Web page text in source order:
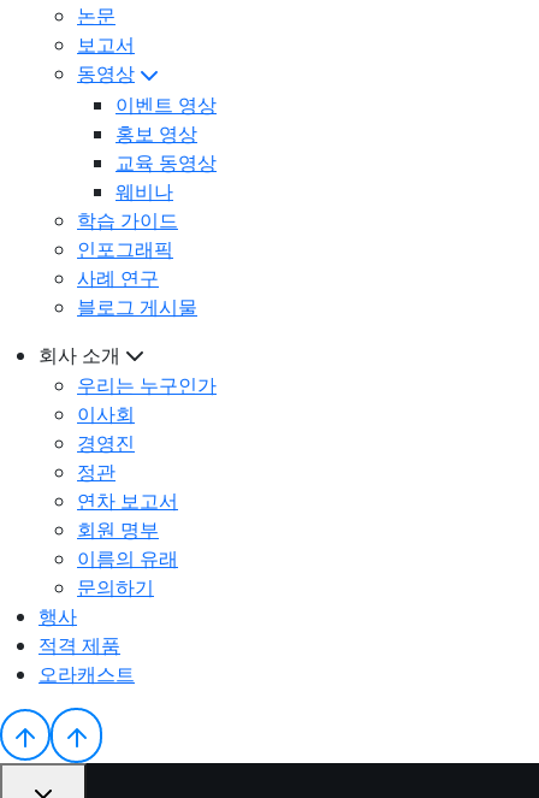
논문
보고서
동영상
이벤트 영상
홍보 영상
교육 동영상
웨비나
학습 가이드
인포그래픽
사례 연구
블로그 게시물
회사 소개
우리는 누구인가
이사회
경영진
정관
연차 보고서
회원 명부
이름의 유래
문의하기
행사
적격 제품
오라캐스트